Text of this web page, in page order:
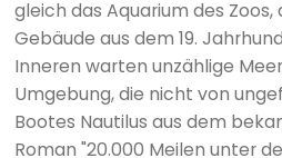
gleich das Aquarium des
Gebäude aus dem 19.
Inneren warten unzählige
Umgebung, die nicht von
Bootes Nautilus aus dem
Roman "20.000 Meilen unter